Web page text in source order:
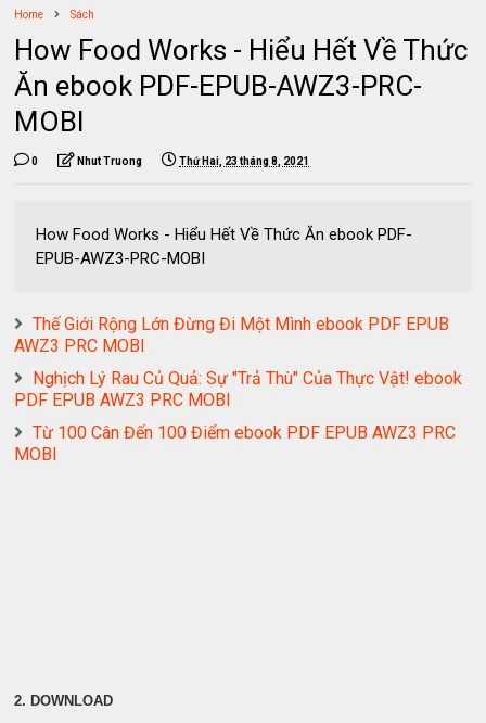
Home Sách
How Food Works - Hiểu Hết Về Thức
Ăn ebook PDF-EPUB-AWZ3-PRC-
MOBI
0 Nhut Truong Thứ Hai, 23 tháng 8, 2021
How Food Works - Hiểu Hết Về Thức Ăn ebook PDF-
EPUB-AWZ3-PRC-MOBI
Thế Giới Rộng Lớn Đừng Đi Một Mình ebook PDF EPUB
AWZ3 PRC MOBI
Nghịch Lý Rau Củ Quả: Sự "Trả Thù" Của Thực Vật! ebook
PDF EPUB AWZ3 PRC MOBI
Từ 100 Cân Đến 100 Điểm ebook PDF EPUB AWZ3 PRC
MOBI
2. DOWNLOAD